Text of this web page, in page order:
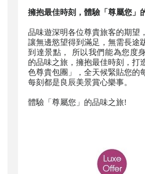
擁抱最佳時刻，體驗「尊屬您」
品味遊深明各位尊貴旅客的期望
讓無邊慾望得到滿足，無需長途
到達景點， 所以我們能為您度
的品味之旅，擁抱最佳時刻，打
色尊貴包團」，全天候緊貼您的
每刻都是良辰美景賞心樂事。
體驗「尊屬您」的品味之旅!